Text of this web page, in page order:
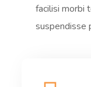
facilisi morbi
suspendisse